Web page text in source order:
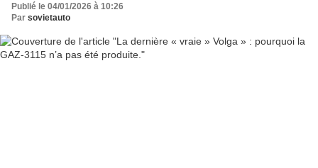
Publié le 04/01/2026 à 10:26
Par sovietauto